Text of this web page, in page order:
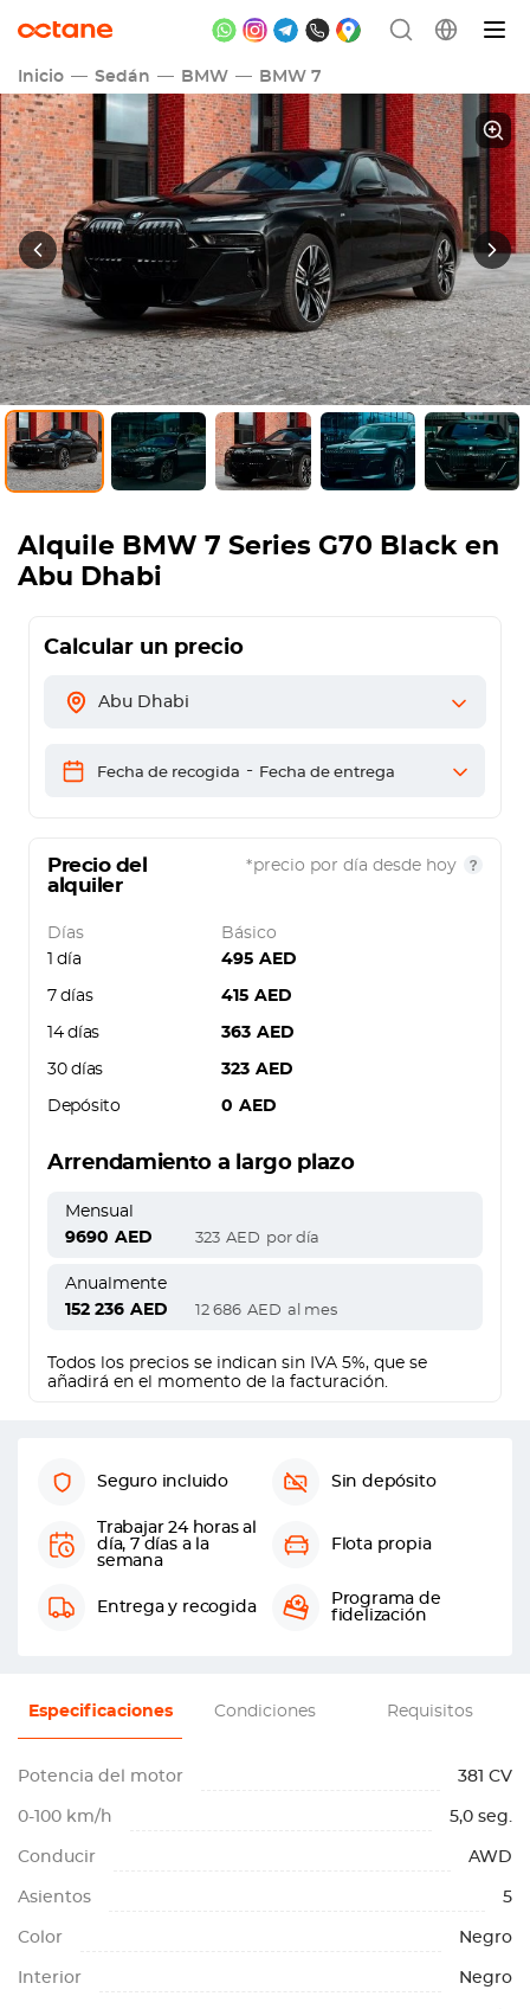
Inicio Sedán BMW BMW 7
Alquile BMW 7 Series G70 Black en
Abu Dhabi
Calcular un precio
Abu Dhabi
Fecha de recogida - Fecha de entrega
Precio del
alquiler
*precio por día desde hoy
Días
Básico
1 día
495 AED
7 días 415 AED
14 días 363 AED
30 días 323 AED
Depósito 0 AED
Arrendamiento a largo plazo
Mensual
9690 AED 323 AED por día
Anualmente
152 236 AED 12 686 AED al mes
Todos los precios se indican sin IVA 5%, que se
añadirá en el momento de la facturación.
Seguro incluido Sin depósito
Trabajar 24 horas al
día, 7 días a la
semana
Flota propia
Entrega y recogida
Programa de
fidelización
Especificaciones Condiciones Requisitos
Potencia del motor 381 CV
0-100 km/h 5,0 seg.
Conducir AWD
Asientos 5
Color Negro
Interior Negro